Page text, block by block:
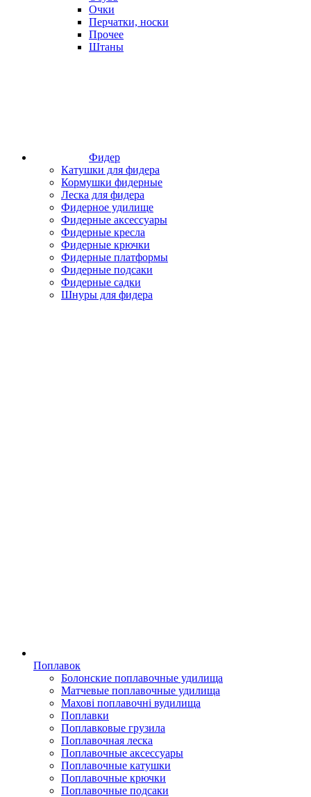
Очки
Перчатки, носки
Прочее
Штаны
Фидер
Катушки для фидера
Кормушки фидерные
Леска для фидера
Фидерное удилище
Фидерные аксессуары
Фидерные кресла
Фидерные крючки
Фидерные платформы
Фидерные подсаки
Фидерные садки
Шнуры для фидера
Поплавок
Болонские поплавочные удилища
Матчевые поплавочные удилища
Махові поплавочні вудилища
Поплавки
Поплавковые грузила
Поплавочная леска
Поплавочные аксессуары
Поплавочные катушки
Поплавочные крючки
Поплавочные подсаки